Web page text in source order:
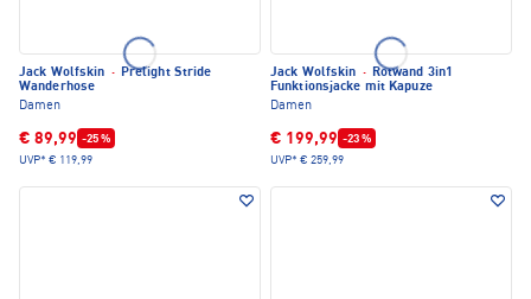
Jack Wolfskin · Prelight Stride
Wanderhose
Damen
€ 89,99 -25 %
UVP* € 119,99
Jack Wolfskin · Rotwand 3in1
Funktionsjacke mit Kapuze
Damen
€ 199,99 -23 %
UVP* € 259,99